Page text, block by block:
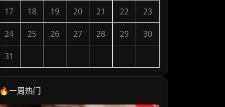
17 18 19 20 21 22 23
24 25 26 27 28 29 30
31
🔥一周热门